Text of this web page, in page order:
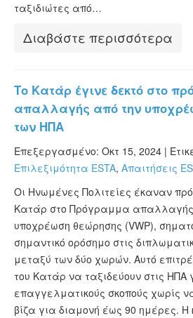
ταξιδιώτες από…
Διαβάστε περισσότερα
Το Κατάρ έγινε δεκτό στο
απαλλαγής από την
των ΗΠΑ
Επεξεργασμένο: Οκτ 15, 2024 |
Επιλεξιμότητα ESTA, Απαιτήσεις
Οι Ηνωμένες Πολιτείες έκαναν
Κατάρ στο Πρόγραμμα
υποχρέωση θεώρησης (VWP),
σημαντικό ορόσημο στις
μεταξύ των δύο χωρών. Αυτό
του Κατάρ να ταξιδεύουν στις ΗΠΑ
επαγγελματικούς σκοπούς χωρίς
βίζα για διαμονή έως 90 ημέρες. Η